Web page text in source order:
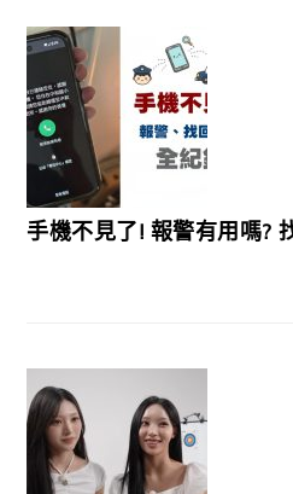
手機不見了! 報警有用嗎?